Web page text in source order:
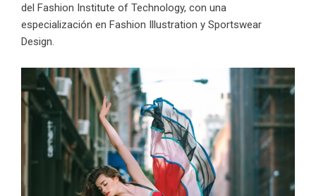
del Fashion Institute of Technology, con una
especialización en Fashion Illustration y Sportswear
Design.